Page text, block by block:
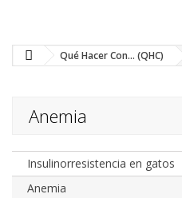
Qué Hacer Con... (QHC)
Anemia
Insulinorresistencia en gatos
Anemia